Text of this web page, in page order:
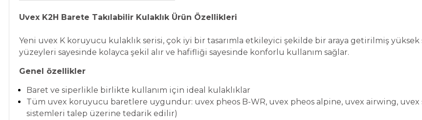
Uvex K2H Barete Takılabilir Kulaklık Ürün Özellikleri
Yeni uvex K koruyucu kulaklık serisi, çok iyi bir tasarımla etkileyici şekilde bir araya getirilmiş
yüzeyleri sayesinde kolayca şekil alır ve hafifliği sayesinde konforlu kullanım sağlar.
Genel özellikler
Baret ve siperlikle birlikte kullanım için ideal kulaklıklar
Tüm uvex koruyucu baretlere uygundur: uvex pheos B-WR, uvex pheos alpine, uvex airwing,
sistemleri talep üzerine tedarik edilir)